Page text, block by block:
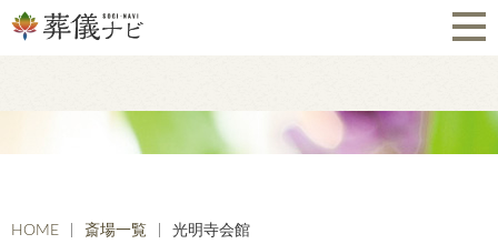
HOME 斎場一覧 光明寺会館